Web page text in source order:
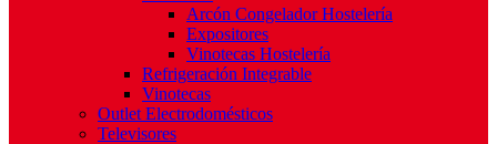
Arcón Congelador Hostelería
Expositores
Vinotecas Hostelería
Refrigeración Integrable
Vinotecas
Outlet Electrodomésticos
Televisores